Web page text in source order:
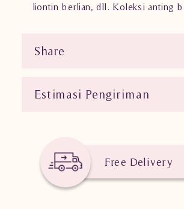
liontin berlian, dll. Koleksi anting
Share
Estimasi Pengiriman
Free Delivery